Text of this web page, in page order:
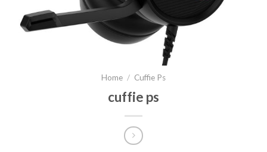
Home / Cuffie Ps
cuffie ps